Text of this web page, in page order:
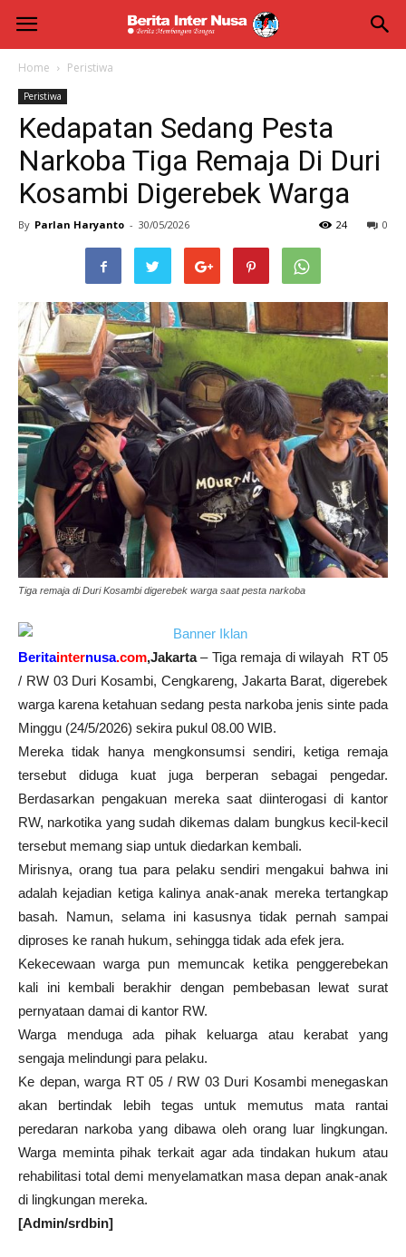
Berita
Inter
Nusa
Home Peristiwa
Peristiwa
Kedapatan Sedang Pesta
Narkoba Tiga Remaja Di Duri
Kosambi Digerebek Warga
By Parlan Haryanto - 30/05/2026 0
24
Tiga remaja di Duri Kosambi digerebek warga saat pesta narkoba
Beritainternusa.com,Jakarta– Tiga remaja di wilayah RT 05
/ RW 03 Duri Kosambi, Cengkareng, Jakarta Barat, digerebek
warga karena ketahuan sedang pesta narkoba jenis sinte pada
Minggu (24/5/2026) sekira pukul 08.00 WIB.
Mereka tidak hanya mengkonsumsi sendiri, ketiga remaja
tersebut diduga kuat juga berperan sebagai pengedar.
Berdasarkan pengakuan mereka saat diinterogasi di kantor
RW, narkotika yang sudah dikemas dalam bungkus kecil-kecil
tersebut memang siap untuk diedarkan kembali.
Mirisnya, orang tua para pelaku sendiri mengakui bahwa ini
adalah kejadian ketiga kalinya anak-anak mereka tertangkap
basah. Namun, selama ini kasusnya tidak pernah sampai
diproses ke ranah hukum, sehingga tidak ada efek jera.
Kekecewaan warga pun memuncak ketika penggerebekan
kali ini kembali berakhir dengan pembebasan lewat surat
pernyataan damai di kantor RW.
Warga menduga ada pihak keluarga atau kerabat yang
sengaja melindungi para pelaku.
Ke depan, warga RT 05 / RW 03 Duri Kosambi menegaskan
akan bertindak lebih tegas untuk memutus mata rantai
peredaran narkoba yang dibawa oleh orang luar lingkungan.
Warga meminta pihak terkait agar ada tindakan hukum atau
rehabilitasi total demi menyelamatkan masa depan anak-anak
di lingkungan mereka.
[Admin/srdbin]